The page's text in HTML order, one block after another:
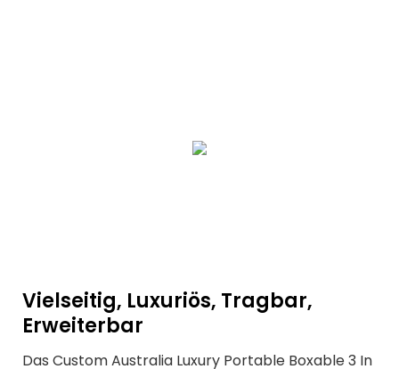
Vielseitig, Luxuriös, Tragbar,
Erweiterbar
Das Custom Australia Luxury Portable Boxable 3 In